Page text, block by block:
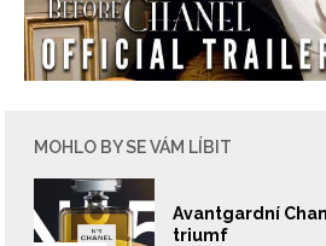
MOHLO BY SE VÁM LÍBIT
Avantgardní
triumf